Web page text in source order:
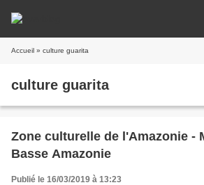
Accueil » culture guarita
culture guarita
Zone culturelle de l'Amazonie -
Basse Amazonie
Publié le 16/03/2019 à 13:23